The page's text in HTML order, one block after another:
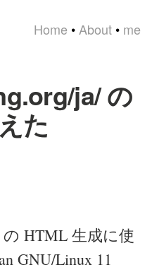
Home • About • me
ja/ の
た
の HTML 生成に使
GNU/Linux 11